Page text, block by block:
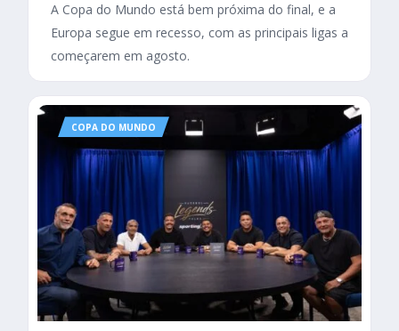
A Copa do Mundo está bem próxima do final, e a
Europa segue em recesso, com as principais ligas a
começarem em agosto.
COPA DO MUNDO